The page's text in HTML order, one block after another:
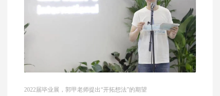
2022届毕业展，郭甲老师提出“开拓想法”的期望